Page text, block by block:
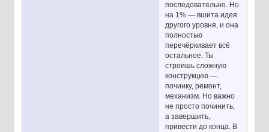
последовательно. Но
на 1% — вшита идея
другого уровня, и она
полностью
перечёркивает всё
остальное. Ты
строишь сложную
конструкцию —
починку, ремонт,
механизм. Но важно
не просто починить,
а завершить,
привести до конца. В